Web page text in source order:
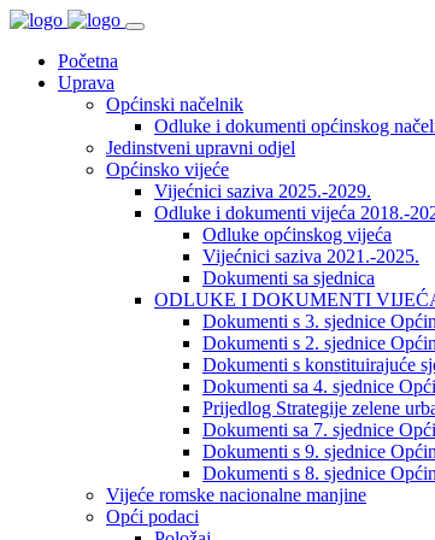
Početna
Uprava
Općinski načelnik
Odluke i dokumenti općinskog
Jedinstveni upravni odjel
Općinsko vijeće
Vijećnici saziva 2025.-2029.
Odluke i dokumenti vijeća 2018.-
Odluke općinskog vijeća
Vijećnici saziva 2021.-2025.
Dokumenti sa sjednica
ODLUKE I DOKUMENTI
Dokumenti s 3. sjednice
Dokumenti s 2. sjednice
Dokumenti s konstituirajuće
Dokumenti sa 4. sjednice
Prijedlog Strategije zelene
Dokumenti sa 7. sjednice
Dokumenti s 9. sjednice
Dokumenti s 8. sjednice
Vijeće romske nacionalne manjine
Opći podaci